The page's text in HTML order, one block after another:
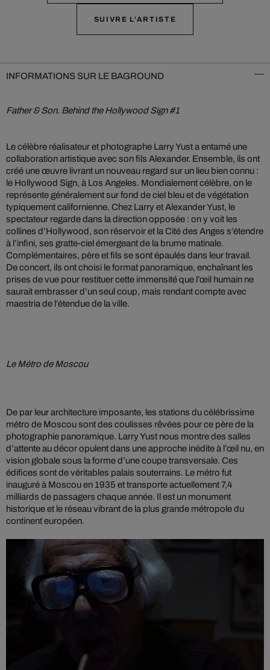
SUIVRE L'ARTISTE
INFORMATIONS SUR LE BAGROUND
Father & Son. Behind the Hollywood Sign #1
Le célèbre réalisateur et photographe Larry Yust a entamé une
collaboration artistique avec son fils Alexander. Ensemble, ils ont
créé une œuvre livrant un nouveau regard sur un lieu bien connu :
le Hollywood Sign, à Los Angeles. Mondialement célèbre, on le
représente généralement sur fond de ciel bleu et de végétation
typiquement californienne. Chez Larry et Alexander Yust, le
spectateur regarde dans la direction opposée : on y voit les
collines d’Hollywood, son réservoir et la Cité des Anges s’étendre
à l’infini, ses gratte-ciel émergeant de la brume matinale.
Complémentaires, père et fils se sont épaulés dans leur travail.
De concert, ils ont choisi le format panoramique, enchaînant les
prises de vue pour restituer cette immensité que l’œil humain ne
saurait embrasser d’un seul coup, mais rendant compte avec
maestria de l’étendue de la ville.
Le Métro de Moscou
De par leur architecture imposante, les stations du célébrissime
métro de Moscou sont des coulisses rêvées pour ce père de la
photographie panoramique. Larry Yust nous montre des salles
d’attente au décor opulent dans une approche inédite à l’œil nu, en
vision globale sous la forme d’une coupe transversale. Ces
édifices sont de véritables palais souterrains. Le métro fut
inauguré à Moscou en 1935 et transporte actuellement 7,4
milliards de passagers chaque année. Il est un monument
historique et le réseau vibrant de la plus grande métropole du
continent européen.